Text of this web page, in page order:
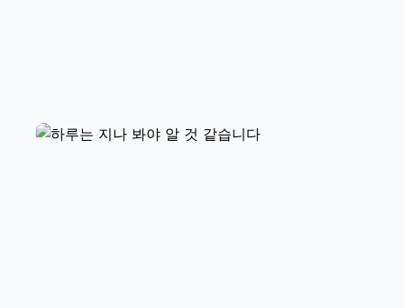
이번 여름에는 얇은 옷을 입을 수 있
을 것 같아요